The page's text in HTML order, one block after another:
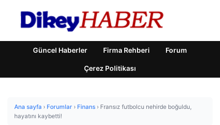
Güncel Haberler Firma Rehberi Forum
Çerez Politikası
Ana sayfa › Forumlar › Finans › Fransız futbolcu nehirde boğuldu,
hayatını kaybetti!